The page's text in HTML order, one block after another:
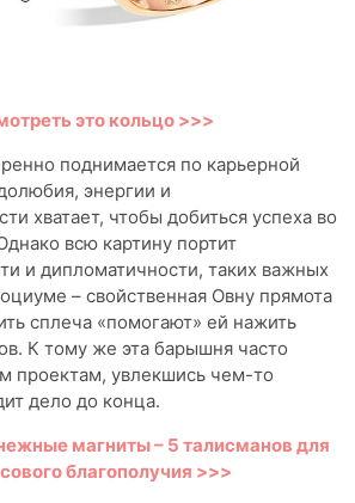
это кольцо >>>
поднимается по карьерной
энергии и
хватает, чтобы добиться успеха во
всю картину портит
и дипломатичности, таких важных
– свойственная Овну прямота
сплеча «помогают» ей нажить
К тому же эта барышня часто
проектам, увлекшись чем-то
дело до конца.
магниты – 5 талисманов для
благополучия >>>